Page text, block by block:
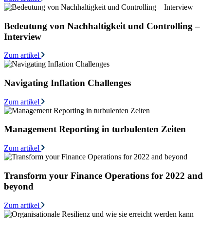
Bedeutung von Nachhaltigkeit und Controlling –
Interview
Zum artikel
Navigating Inflation Challenges
Zum artikel
Management Reporting in turbulenten Zeiten
Zum artikel
Transform your Finance Operations for 2022 and
beyond
Zum artikel